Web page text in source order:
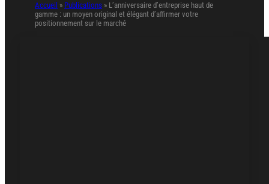
Accueil » Publications » L’anniversaire d’entreprise haut de
gamme : un moyen original et élégant d’affirmer votre
positionnement sur le marché